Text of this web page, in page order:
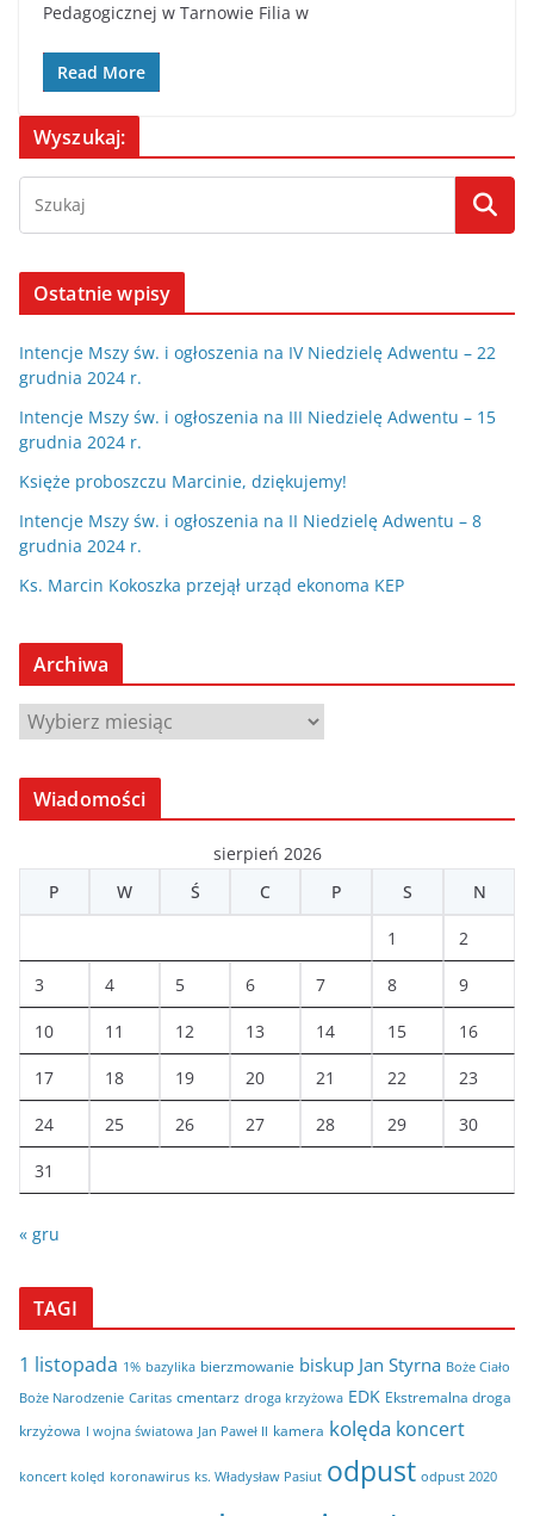
Pedagogicznej w Tarnowie Filia w
Read More
Wyszukaj:
Ostatnie wpisy
Intencje Mszy św. i ogłoszenia na IV Niedzielę Adwentu – 22
grudnia 2024 r.
Intencje Mszy św. i ogłoszenia na III Niedzielę Adwentu – 15
grudnia 2024 r.
Księże proboszczu Marcinie, dziękujemy!
Intencje Mszy św. i ogłoszenia na II Niedzielę Adwentu – 8
grudnia 2024 r.
Ks. Marcin Kokoszka przejął urząd ekonoma KEP
Archiwa
A
c
w
Wiadomości
sierpień 2026
P
W Ś C P S N
1 2
3 4 5 6 7 8 9
10 11 12 13 14 15 16
17 18 19 20 21 22 23
24 25 26 27 28 29 30
31
« gru
TAGI
1 listopada 1% bazylika bierzmowanie biskup Jan Styrna Boże Ciało
Boże Narodzenie Caritas cmentarz droga krzyżowa EDK Ekstremalna droga
krzyżowa I wojna światowa Jan Paweł II kamera kolęda koncert
koncert kolęd koronawirus ks. Władysław Pasiut odpust odpust 2020